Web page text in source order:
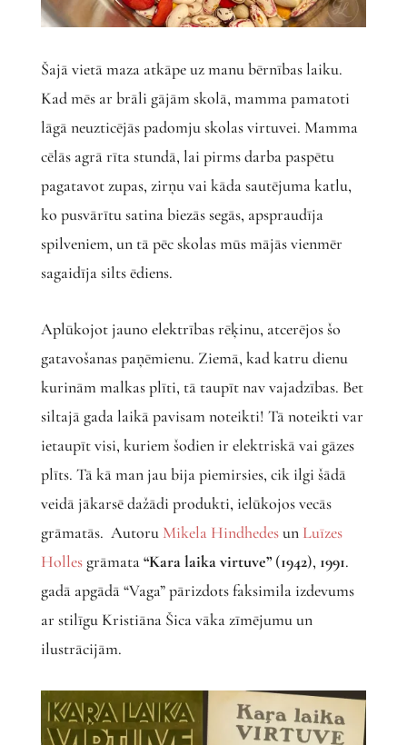
Šajā vietā maza atkāpe uz manu bērnības laiku.
Kad mēs ar brāli gājām skolā, mamma pamatoti
lāgā neuzticējās padomju skolas virtuvei. Mamma
cēlās agrā rīta stundā, lai pirms darba paspētu
pagatavot zupas, zirņu vai kāda sautējuma katlu,
ko pusvārītu satina biezās segās, apspraudīja
spilveniem, un tā pēc skolas mūs mājās vienmēr
sagaidīja silts ēdiens.
Aplūkojot jauno elektrības rēķinu, atcerējos šo
gatavošanas paņēmienu. Ziemā, kad katru dienu
kurinām malkas plīti, tā taupīt nav vajadzības. Bet
siltajā gada laikā pavisam noteikti! Tā noteikti var
ietaupīt visi, kuriem šodien ir elektriskā vai gāzes
plīts. Tā kā man jau bija piemirsies, cik ilgi šādā
veidā jākarsē dažādi produkti, ielūkojos vecās
grāmatās. Autoru Mikela Hindhedesun Luīzes
Hollesgrāmata“Kara laika virtuve”(1942), 1991.
gadā apgādā “Vaga” pārizdots faksimila izdevums
ar stilīgu Kristiāna Šica vāka zīmējumu un
ilustrācijām.